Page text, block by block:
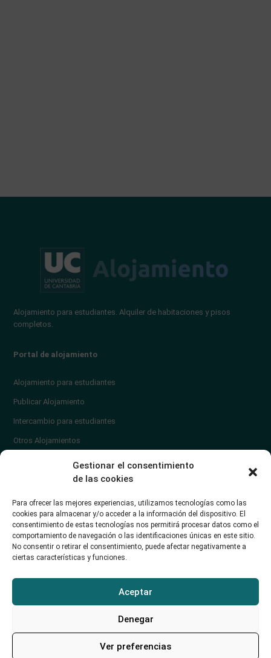
Gestionar el consentimiento
de las cookies
Para ofrecer las mejores experiencias, utilizamos tecnologías como las
cookies para almacenar y/o acceder a la información del dispositivo. El
consentimiento de estas tecnologías nos permitirá procesar datos como el
comportamiento de navegación o las identificaciones únicas en este sitio.
No consentir o retirar el consentimiento, puede afectar negativamente a
ciertas características y funciones.
Aceptar
Denegar
Ver preferencias
Alojamiento para estudiantes. Alquiler de habitaciones y pisos
completos.
Portal de alojamiento
Alojamiento para estudiantes
Publicar Alojamiento
Intercambio para estudiantes
Otros Alojamientos
¿Cómo publicar un anuncio?
Contacto
soporte@alojamientounican.es
Alojamiento Universidad de Cantabria Copyright © 2023​